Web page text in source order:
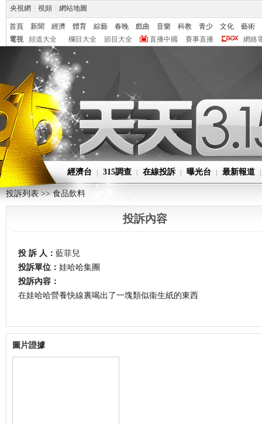
央視網 視頻 網站地圖
首頁 新聞 經濟 體育 綜藝 春晚 戲曲 音樂 科教 青少 文化
藝術
電視
頻道大全 欄目大全 節目大全 直播中國 賽事直播 網絡
經濟台 315調查 在線投訴 曝光台 最新報道
投訴列表 >>食品飲料
投訴內容
投 訴 人： 藍菲兒
投訴單位： 娃哈哈集團
投訴內容：
在娃哈哈營養快線裏喝出了一塊類似衞生紙的東西
圖片證據